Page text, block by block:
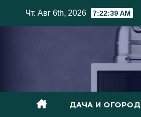
Чт. Авг 6th, 2026 7:22:40 AM
ДАЧА И ОГОРОД